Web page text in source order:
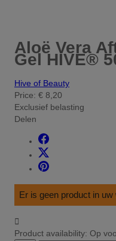
Aloë Vera
Gel HIVE®
Hive of Beauty
Price: € 8,20
Exclusief belasting
Delen
Er is geen product in uw

Product availability: Op